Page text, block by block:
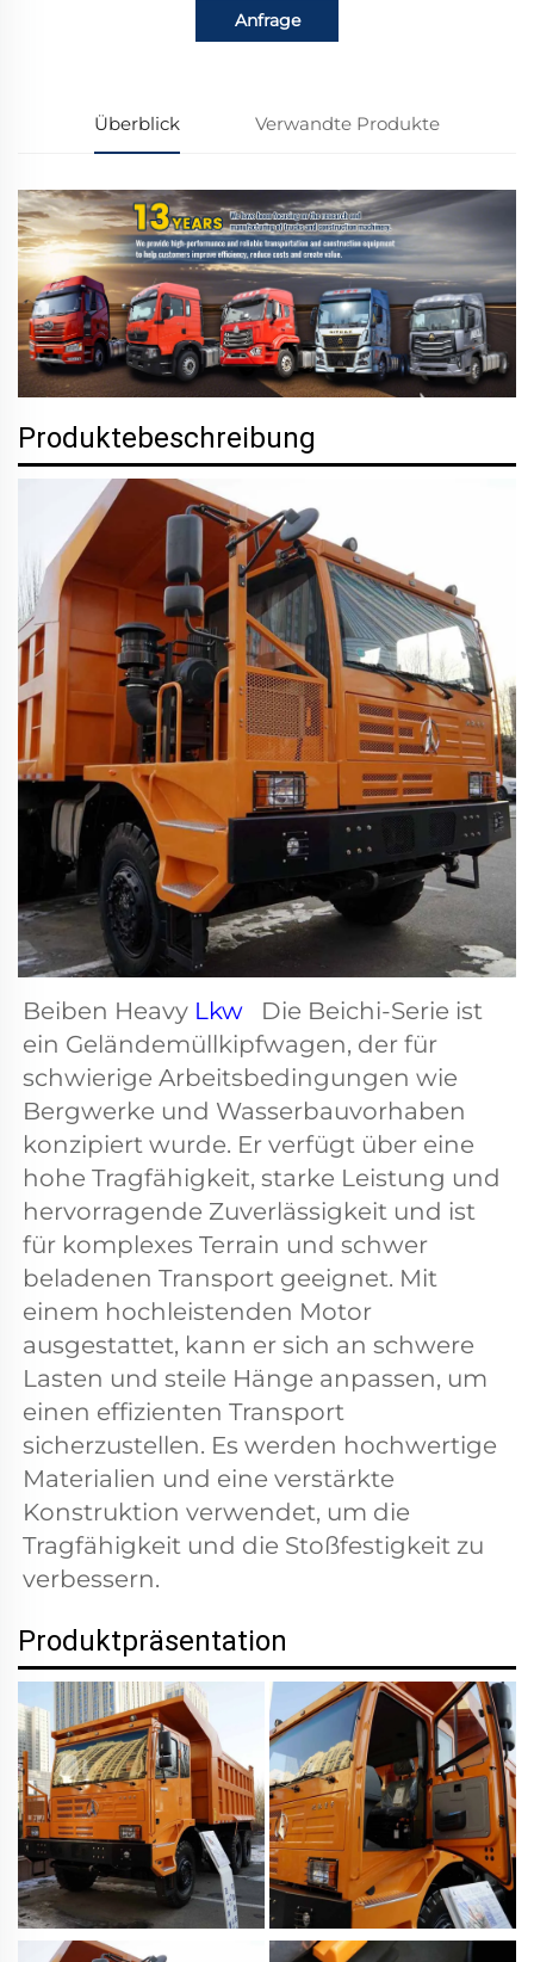
Anfrage
Überblick Verwandte Produkte
Produktebeschreibung
Beiben Heavy Lkw Die Beichi-Serie ist
ein Geländemüllkipfwagen, der für
schwierige Arbeitsbedingungen wie
Bergwerke und Wasserbauvorhaben
konzipiert wurde. Er verfügt über eine
hohe Tragfähigkeit, starke Leistung und
hervorragende Zuverlässigkeit und ist
für komplexes Terrain und schwer
beladenen Transport geeignet. Mit
einem hochleistenden Motor
ausgestattet, kann er sich an schwere
Lasten und steile Hänge anpassen, um
einen effizienten Transport
sicherzustellen. Es werden hochwertige
Materialien und eine verstärkte
Konstruktion verwendet, um die
Tragfähigkeit und die Stoßfestigkeit zu
verbessern.
Produktpräsentation